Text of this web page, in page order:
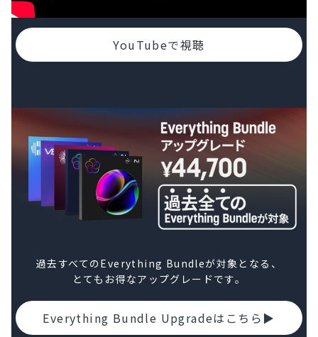
YouTubeで視聴
過去すべてのEverything Bundleが対象となる、
とてもお得なアップグレードです。
Everything Bundle Upgradeはこちら▶